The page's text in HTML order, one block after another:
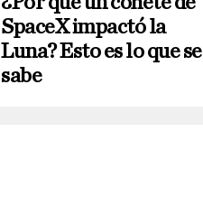
SpaceX impactó la
Luna? Esto es lo que se
sabe